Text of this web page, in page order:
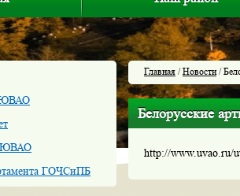
ЮВАО
ЮВАО
ГОЧСиПБ
Главная /Новости/
Белорусские
http://www.uvao.ru/